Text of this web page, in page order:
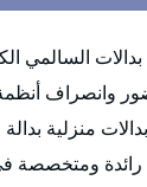
السالمي
وانصراف أنظمة
منزلية
رائدة ومتخصصة